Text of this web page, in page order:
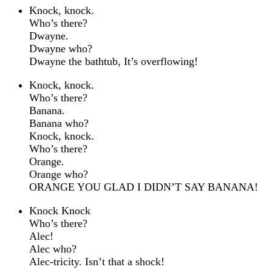
Knock, knock.
Who’s there?
Dwayne.
Dwayne who?
Dwayne the bathtub, It’s overflowing!
Knock, knock.
Who’s there?
Banana.
Banana who?
Knock, knock.
Who’s there?
Orange.
Orange who?
ORANGE YOU GLAD I DIDN’T SAY BANANA!
Knock Knock
Who’s there?
Alec!
Alec who?
Alec-tricity. Isn’t that a shock!